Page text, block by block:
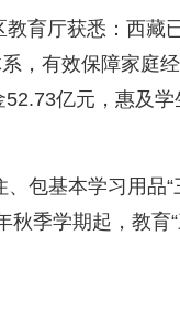
育厅获悉：西藏
，有效保障家庭
亿元，惠及学
包基本学习用品“
季学期起，教育